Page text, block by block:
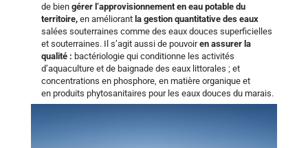
de bien gérer l’approvisionnement en eau potable du
territoire,en améliorant la gestion quantitative des eaux
salées souterraines comme des eaux douces superficielles
et souterraines. Il s’agit aussi de pouvoiren assurer la
qualité : bactériologie qui conditionne les activités
d’aquaculture et de baignade des eaux littorales ; et
concentrations en phosphore, en matière organique et
en produits phytosanitaires pour les eaux douces du marais.